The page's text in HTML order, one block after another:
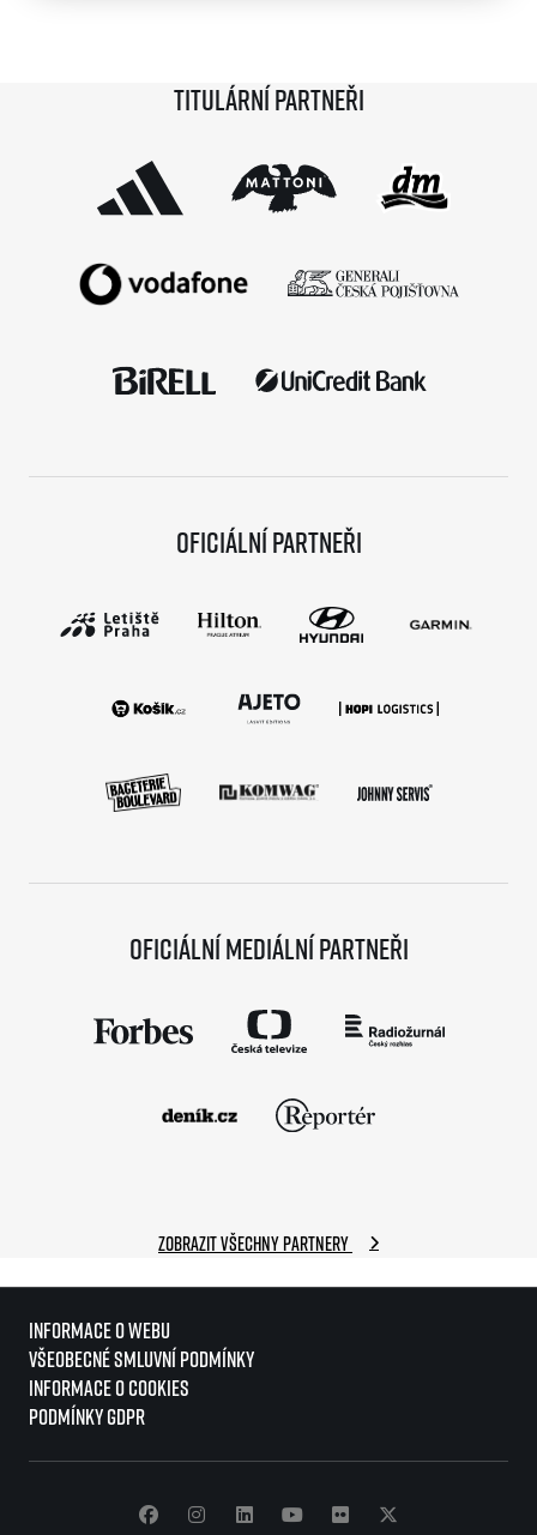
Titulární partneři
Oficiální partneři
Oficiální mediální partneři
Zobrazit všechny partnery
Informace o webu
Všeobecné smluvní podmínky
Informace o cookies
Podmínky GDPR